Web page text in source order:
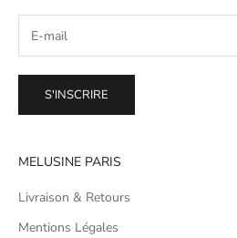
S'INSCRIRE
MELUSINE PARIS
Livraison & Retours
Mentions Légales